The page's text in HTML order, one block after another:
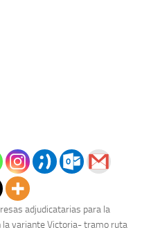
adjudicatarias para la
la variante Victoria- tramo ruta